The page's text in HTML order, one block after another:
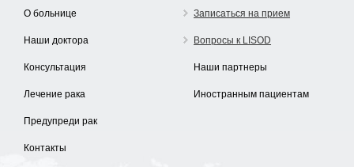
О больнице
Наши доктора
Консультация
Лечение рака
Предупреди рак
Контакты
Записаться на прием
Вопросы к LISOD
Наши партнеры
Иностранным пациентам